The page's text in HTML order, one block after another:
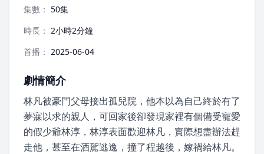
集數： 50集
時長： 2小時2分鐘
首播： 2025-06-04
劇情簡介
林凡被豪門父母接出孤兒院，他本以為自己終於有了
夢寐以求的親人，可回家後卻發現家裡有個備受寵愛
的假少爺林淳，林淳表面歡迎林凡，實際想盡辦法趕
走他，甚至在酒駕逃逸，撞了程越後，嫁禍給林凡。